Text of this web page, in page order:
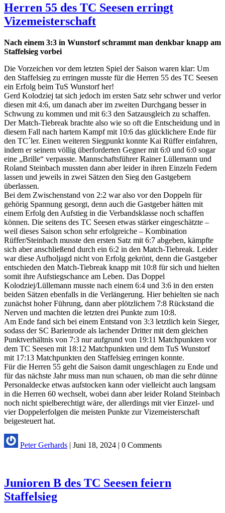
Herren 55 des TC Seesen erringt
Vizemeisterschaft
Nach einem 3:3 in Wunstorf schrammt man denkbar knapp am
Staffelsieg vorbei
Die Vorzeichen vor dem letzten Spiel der Saison waren klar: Um
den Staffelsieg zu erringen musste für die Herren 55 des TC Seesen
ein Erfolg beim TuS Wunstorf her!
Gerd Kolodziej tat sich jedoch im ersten Satz sehr schwer und verlor
diesen mit 4:6, um danach aber im zweiten Durchgang besser in
Schwung zu kommen und mit 6:3 den Satzausgleich zu schaffen.
Der Match-Tiebreak brachte also wie so oft die Entscheidung und in
diesem Fall nach hartem Kampf mit 10:6 das glücklichere Ende für
den TC´ler. Einen weiteren Siegpunkt konnte Kai Rüffer einfahren,
indem er seinem völlig überforderten Gegner mit 6:0 und 6:0 sogar
eine „Brille“ verpasste. Mannschaftsführer Rainer Lüllemann und
Roland Steinbach mussten dann aber leider in ihren Einzeln Federn
lassen und jeweils in zwei Sätzen den Sieg den Gastgebern
überlassen.
Bei dem Zwischenstand von 2:2 war also vor den Doppeln für
gehörig Spannung gesorgt, denn auch die Gastgeber hätten mit
einem Erfolg den Aufstieg in die Verbandsklasse noch schaffen
können. Die seitens des TC Seesen etwas stärker eingeschätzte –
weil dieses Saison schon sehr erfolgreiche – Kombination
Rüffer/Steinbach musste den ersten Satz mit 6:7 abgeben, kämpfte
sich aber anschließend durch ein 6:2 in den Match-Tiebreak. Leider
war diese Aufholjagd nicht von Erfolg gekrönt, denn die Gastgeber
entschieden den Match-Tiebreak knapp mit 10:8 für sich und hielten
somit ihre Aufstiegschance am Leben. Das Doppel
Kolodziej/Lüllemann musste nach einem 6:4 und 3:6 in den ersten
beiden Sätzen ebenfalls in die Verlängerung. Hier behielten sie nach
zunächst hoher Führung, dann aber plötzlichem 7:8 Rückstand die
Nerven und machten die letzten drei Punkte zum 10:8.
Am Ende fand sich bei einem Entstand von 3:3 letztlich kein Sieger,
sodass der SC Barienrode als lachender Dritter mit dem gleichen
Punktverhältnis von 7:3 nur aufgrund von 19:11 Matchpunkten vor
dem TC Seesen mit 18:12 Matchpunkten und dem TuS Wunstorf
mit 17:13 Matchpunkten den Staffelsieg erringen konnte.
Für die Herren 55 geht die Saison damit ungeschlagen zu Ende und
für das nächste Jahr muss man nun schauen, ob man die sehr dünne
Personaldecke etwas aufstocken kann oder vielleicht auch langsam
in die Herren 60 wechselt, wobei dann aber leider Roland Steinbach
noch nicht spielberechtigt wäre, der allerdings mit vier Einzel- und
vier Doppelerfolgen die meisten Punkte zur Vizemeisterschaft
beigesteuert hat.
Peter Gerhards | Juni 18, 2024 | 0 Comments
Junioren B des TC Seesen feiern
Staffelsieg